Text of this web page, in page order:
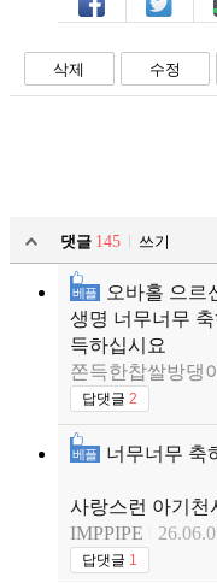
페북 트윗
삭제 수정
댓글 145
쓰기
베플
오바홀 으르
생명 너무너무
득하십시요
쫀득한찹쌀방댕이
답댓글 2
베플 너무너무 축
사랑스런 아기
IMPPIPE
답댓글 1